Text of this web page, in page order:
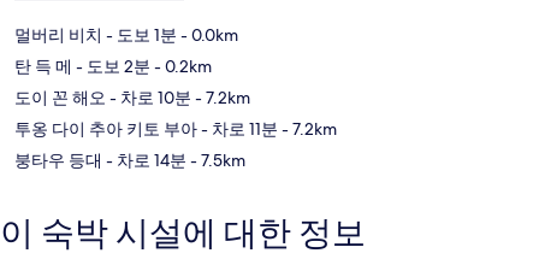
멀버리 비치 - 도보 1분 - 0.0km
탄 득 메 - 도보 2분 - 0.2km
도이 꼰 해오 - 차로 10분 - 7.2km
투옹 다이 추아 키토 부아- 차로 11분 - 7.2km
붕타우 등대 - 차로 14분 - 7.5km
이 숙박 시설에 대한 정보